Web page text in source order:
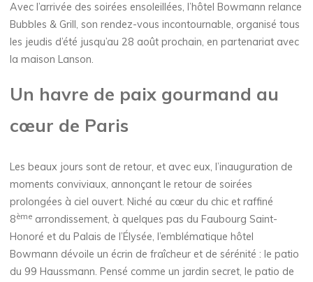
Avec l’arrivée des soirées ensoleillées, l’hôtel Bowmann relance
Bubbles & Grill, son rendez-vous incontournable, organisé tous
les jeudis d’été jusqu’au 28 août prochain, en partenariat avec
la maison Lanson.
Un havre de paix gourmand au
cœur de Paris
Les beaux jours sont de retour, et avec eux, l’inauguration de
moments conviviaux, annonçant le retour de soirées
prolongées à ciel ouvert. Niché au cœur du chic et raffiné
8ème arrondissement, à quelques pas du Faubourg Saint-
Honoré et du Palais de l’Élysée, l’emblématique hôtel
Bowmann dévoile un écrin de fraîcheur et de sérénité : le patio
du 99 Haussmann. Pensé comme un jardin secret, le patio de